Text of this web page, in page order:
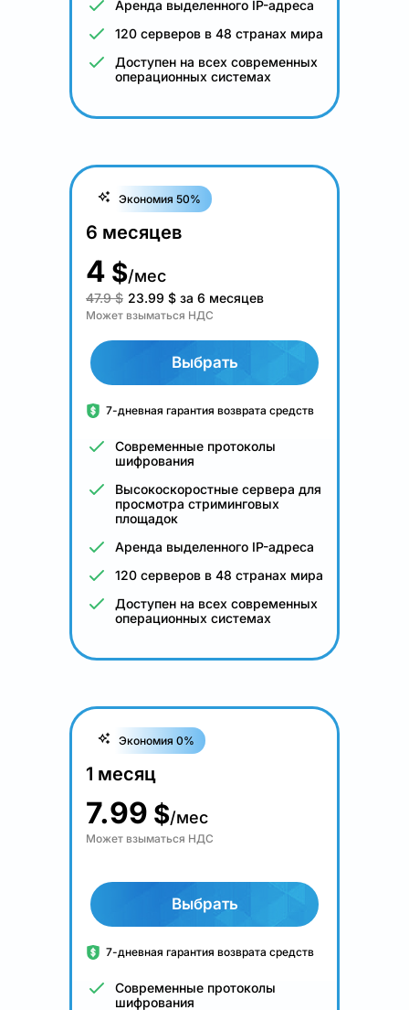
Аренда выделенного IP-адреса
120 серверов в 48 странах мира
Доступен на всех современных
операционных системах
Экономия 50%
6 месяцев
4 $/мес
47.9 $ 23.99 $ за 6 месяцев
Может взыматься НДС
Выбрать
7-дневная гарантия возврата средств
Современные протоколы
шифрования
Высокоскоростные сервера для
просмотра стриминговых
площадок
Аренда выделенного IP-адреса
120 серверов в 48 странах мира
Доступен на всех современных
операционных системах
Экономия 0%
1 месяц
7.99 $/мес
Может взыматься НДС
Выбрать
7-дневная гарантия возврата средств
Современные протоколы
шифрования